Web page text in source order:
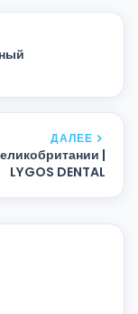
ДАЛЕЕ
|
LYGOS DENTAL